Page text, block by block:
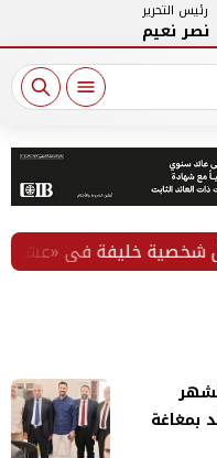
رئيس التحرير
نصر نعيم
بمغاغة